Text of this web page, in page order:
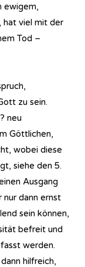
ewigem,
hat viel mit der
Tod –
zu sein.
neu
Göttlichen,
wobei diese
siehe den 5.
Ausgang
nur dann ernst
sein können,
befreit und
werden.
hilfreich,